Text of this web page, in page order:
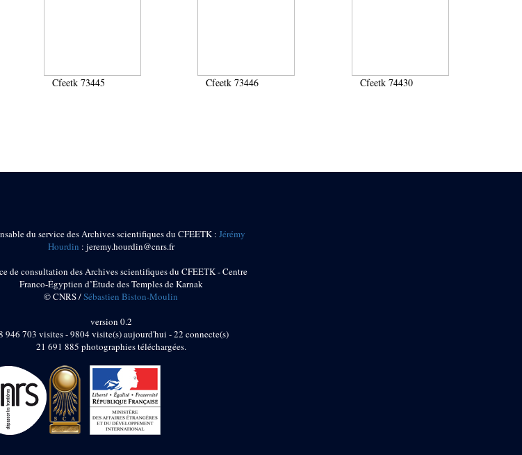
Cfeetk 73445 Cfeetk 73446 Cfeetk 74430
du service des Archives scientifiques du CFEETK :Jérémy
Hourdin : jeremy.hourdin@cnrs.fr
de consultation des Archives scientifiques du CFEETK - Centre
Franco-Égyptien d’Étude des Temples de Karnak
© CNRS /Sébastien Biston-Moulin
version 0.2
946 703 visites - 9804 visite(s) aujourd'hui - 22 connecte(s)
21 691 885 photographies téléchargées.